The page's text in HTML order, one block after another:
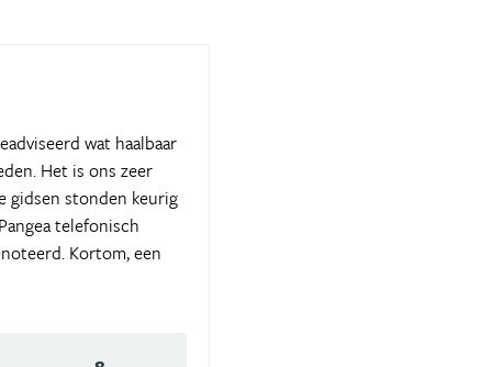
wat haalbaar
Het is ons zeer
gidsen stonden keurig
telefonisch
Kortom, een